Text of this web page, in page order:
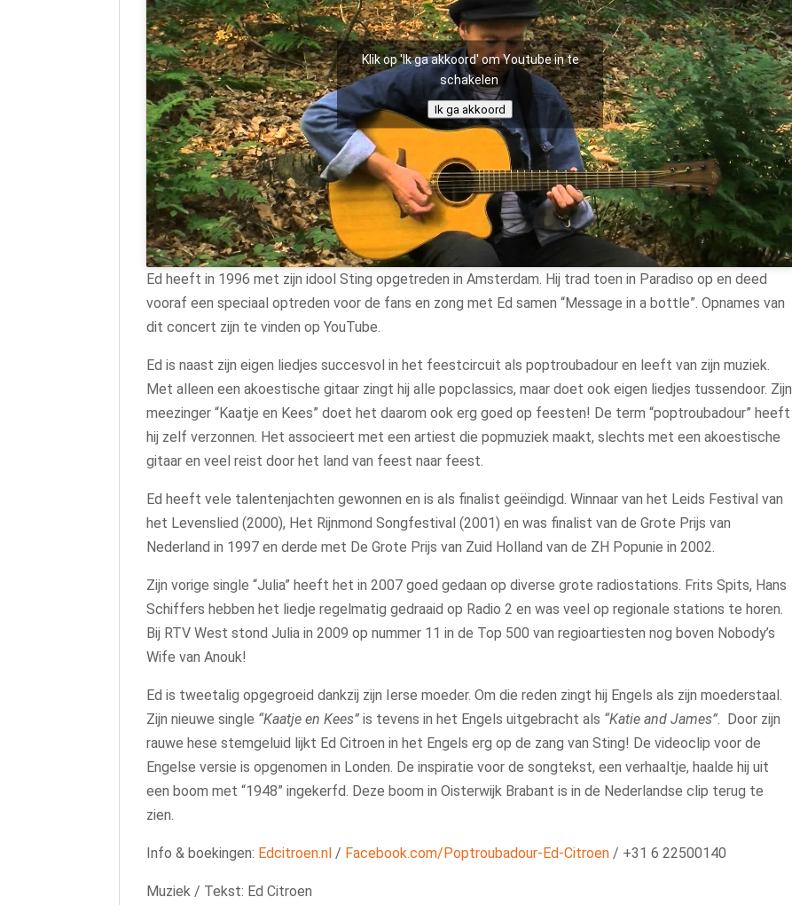
Klik op 'Ik ga akkoord' om Youtube in te
schakelen
Ik ga akkoord
Ed heeft in 1996 met zijn idool Sting opgetreden in Amsterdam. Hij trad toen in Paradiso op en deed
vooraf een speciaal optreden voor de fans en zong met Ed samen “Message in a bottle”. Opnames van
dit concert zijn te vinden op YouTube.
Ed is naast zijn eigen liedjes succesvol in het feestcircuit als poptroubadour en leeft van zijn muziek.
Met alleen een akoestische gitaar zingt hij alle popclassics, maar doet ook eigen liedjes tussendoor. Zijn
meezinger “Kaatje en Kees” doet het daarom ook erg goed op feesten! De term “poptroubadour” heeft
hij zelf verzonnen. Het associeert met een artiest die popmuziek maakt, slechts met een akoestische
gitaar en veel reist door het land van feest naar feest.
Ed heeft vele talentenjachten gewonnen en is als finalist geëindigd. Winnaar van het Leids Festival van
het Levenslied (2000), Het Rijnmond Songfestival (2001) en was finalist van de Grote Prijs van
Nederland in 1997 en derde met De Grote Prijs van Zuid Holland van de ZH Popunie in 2002.
Zijn vorige single “Julia” heeft het in 2007 goed gedaan op diverse grote radiostations. Frits Spits, Hans
Schiffers hebben het liedje regelmatig gedraaid op Radio 2 en was veel op regionale stations te horen.
Bij RTV West stond Julia in 2009 op nummer 11 in de Top 500 van regioartiesten nog boven Nobody’s
Wife van Anouk!
Ed is tweetalig opgegroeid dankzij zijn Ierse moeder. Om die reden zingt hij Engels als zijn moederstaal.
Zijn nieuwe single “Kaatje en Kees” is tevens in het Engels uitgebracht als “Katie and James” . Door zijn
rauwe hese stemgeluid lijkt Ed Citroen in het Engels erg op de zang van Sting! De videoclip voor de
Engelse versie is opgenomen in Londen. De inspiratie voor de songtekst, een verhaaltje, haalde hij uit
een boom met “1948” ingekerfd. Deze boom in Oisterwijk Brabant is in de Nederlandse clip terug te
zien.
Info & boekingen: Edcitroen.nl / Facebook.com/Poptroubadour-Ed-Citroen / +31 6 22500140
Muziek / Tekst: Ed Citroen